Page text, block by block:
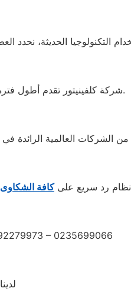
شركة كلفينيتور تقدم أطول فترة ضمان على الأجهزة وقطع الغيار الأصلية، مع حماية شاملة ضد عيوب التصنيع وتكاليف الإصلاح.
📞 01207619993 نظام رد سريع علىكافة الشكاوى
– 0235699066